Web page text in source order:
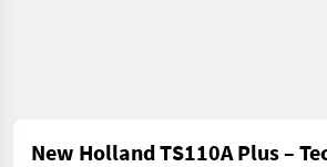
New Holland TS110A Plus –